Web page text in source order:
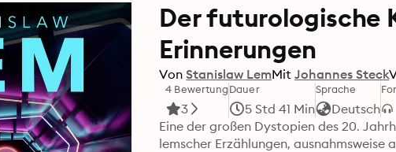
Der futurologische
Erinnerungen
Von Stanislaw LemMit Johannes Steck
4 Bewertung
3
Dauer
5 Std 41 Min
Sprache
Deutsch
Eine der großen Dystopien des 20.
lemscher Erzählungen,